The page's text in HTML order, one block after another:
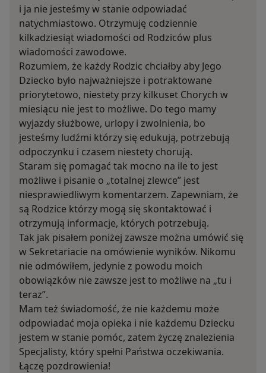
i ja nie jesteśmy w stanie odpowiadać
natychmiastowo. Otrzymuję codziennie
kilkadziesiąt wiadomości od Rodziców plus
wiadomości zawodowe.
Rozumiem, że każdy Rodzic chciałby aby Jego
Dziecko było najważniejsze i potraktowane
priorytetowo, niestety przy kilkuset Chorych w
miesiącu nie jest to możliwe. Do tego mamy
wyjazdy służbowe, urlopy i zwolnienia, bo
jesteśmy ludźmi którzy się edukują, potrzebują
odpoczynku i czasem niestety chorują.
Staram się pomagać tak mocno na ile to jest
możliwe i pisanie o „totalnej zlewce” jest
niesprawiedliwym komentarzem. Zapewniam, że
są Rodzice którzy mogą się skontaktować i
otrzymują informacje, których potrzebują.
Tak jak pisałem poniżej zawsze można umówić się
w Sekretariacie na omówienie wyników. Nikomu
nie odmówiłem, jedynie z powodu moich
obowiązków nie zawsze jest to możliwe na „tu i
teraz”.
Mam też świadomość, że nie każdemu może
odpowiadać moja opieka i nie każdemu Dziecku
jestem w stanie pomóc, zatem życzę znalezienia
Specjalisty, który spełni Państwa oczekiwania.
Łączę pozdrowienia!